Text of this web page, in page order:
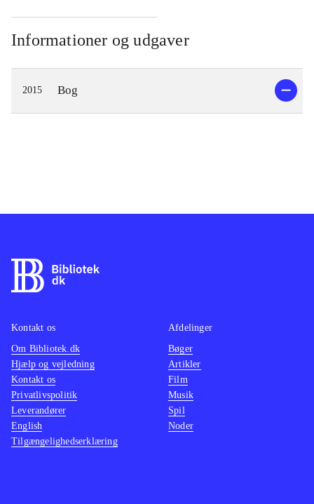
Informationer og udgaver
2015 Bog
Kontakt os
Om Bibliotek.dk
Hjælp og vejledning
Kontakt os
Privatlivspolitik
Leverandører
English
Tilgængelighedserklæring
Afdelinger
Bøger
Artikler
Film
Musik
Spil
Noder